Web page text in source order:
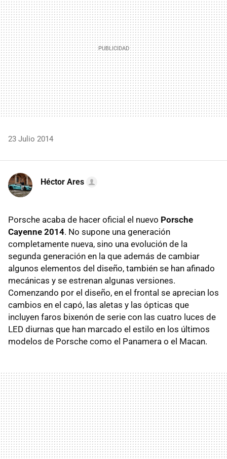
23 Julio 2014
Héctor Ares
Porsche acaba de hacer oficial el nuevo Porsche
Cayenne 2014. No supone una generación
completamente nueva, sino una evolución de la
segunda generación en la que además de cambiar
algunos elementos del diseño, también se han afinado
mecánicas y se estrenan algunas versiones.
Comenzando por el diseño, en el frontal se aprecian los
cambios en el capó, las aletas y las ópticas que
incluyen faros bixenón de serie con las cuatro luces de
LED diurnas que han marcado el estilo en los últimos
modelos de Porsche como el Panamera o el Macan.